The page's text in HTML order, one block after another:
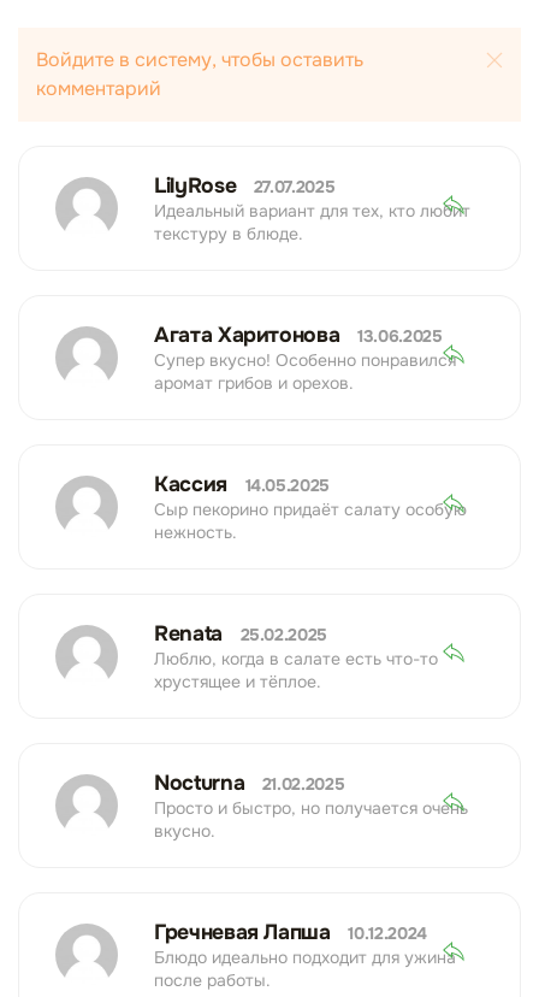
Войдите в систему, чтобы оставить
комментарий
LilyRose
27.07.2025
Идеальный вариант для тех, кто любит
текстуру в блюде.
Агата Харитонова
13.06.2025
Супер вкусно! Особенно понравился
аромат грибов и орехов.
Кассия
14.05.2025
Сыр пекорино придаёт салату особую
нежность.
Renata
25.02.2025
Люблю, когда в салате есть что-то
хрустящее и тёплое.
Nocturna
21.02.2025
Просто и быстро, но получается очень
вкусно.
Гречневая Лапша
10.12.2024
Блюдо идеально подходит для ужина
после работы.